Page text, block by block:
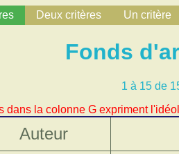
Deux critères Un critère
Fonds
1 à 15 de
dans la colonne G expriment
Auteur